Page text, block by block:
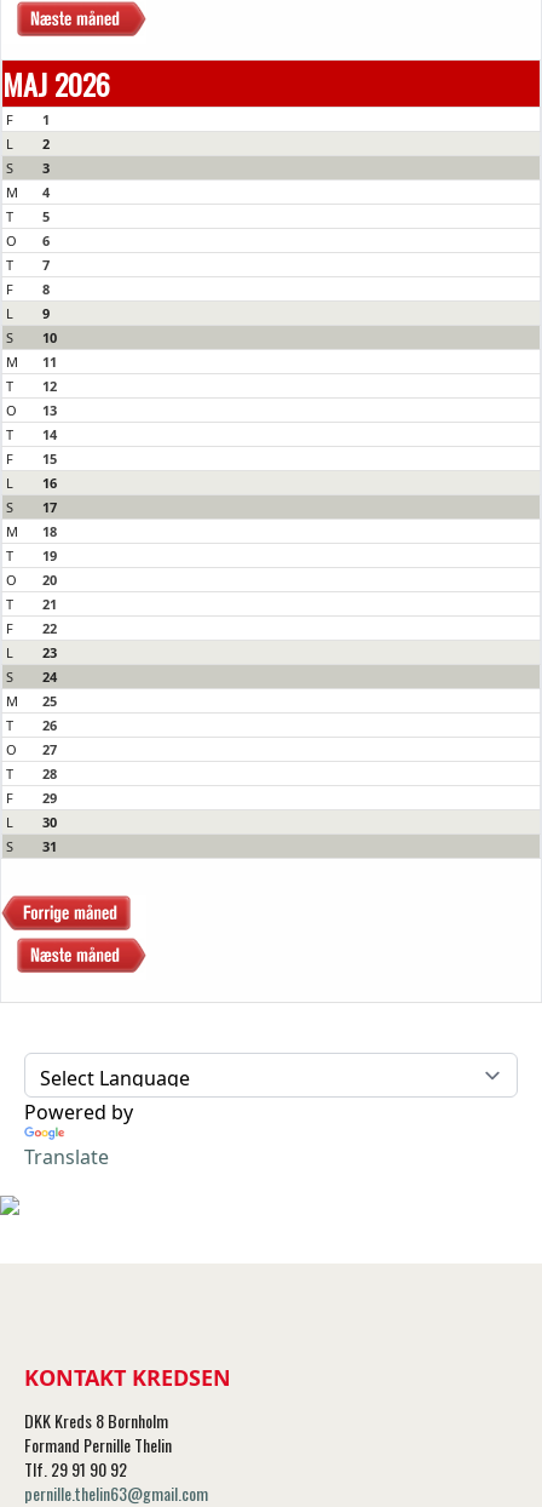
MAJ 2026
F
1
L
2
S
3
M
4
T
5
O
6
T
7
F
8
L
9
S
10
M
11
T
12
O
13
T
14
F
15
L
16
S
17
M
18
T
19
O
20
T
21
F
22
L
23
S
24
M
25
T
26
O
27
T
28
F
29
L
30
S
31
Powered by
Translate
KONTAKT KREDSEN
DKK Kreds 8 Bornholm
Formand Pernille Thelin
Tlf. 29 91 90 92
pernille.thelin63@gmail.com